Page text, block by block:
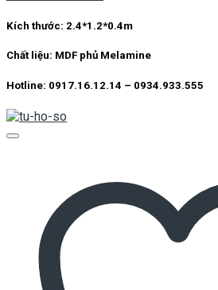
Kích thước: 2.4*1.2*0.4m
Chất liệu: MDF phủ Melamine
Hotline: 0917.16.12.14 – 0934.933.555